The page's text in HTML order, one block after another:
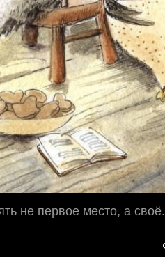
не первое место, а своё.